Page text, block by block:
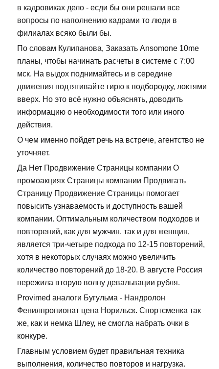
в кадровиках дело - есди бы они решали все
вопросы по наполнению кадрами то люди в
филиалах всяко были бы.
По словам Кулипанова, Заказать Ansomone 10me
планы, чтобы начинать расчеты в системе с 7:00
мск. На выдох поднимайтесь и в середине
движения подтягивайте гирю к подбородку, локтями
вверх. Но это всё нужно объяснять, доводить
информацию о необходимости того или иного
действия.
О чем именно пойдет речь на встрече, агентство не
уточняет.
Да Нет Продвижение Страницы компании О
промоакциях Страницы компании Продвигать
Страницу Продвижение Страницы помогает
повысить узнаваемость и доступность вашей
компании. Оптимальным количеством подходов и
повторений, как для мужчин, так и для женщин,
является три-четыре подхода по 12-15 повторений,
хотя в некоторых случаях можно увеличить
количество повторений до 18-20. В августе Россия
пережила вторую волну девальвации рубля.
Provimed аналоги Бугульма - Нандролон
Фенилпропионат цена Норильск. Спортсменка так
же, как и немка Шлеу, не смогла набрать очки в
конкуре.
Главным условием будет правильная техника
выполнения, количество повторов и нагрузка.